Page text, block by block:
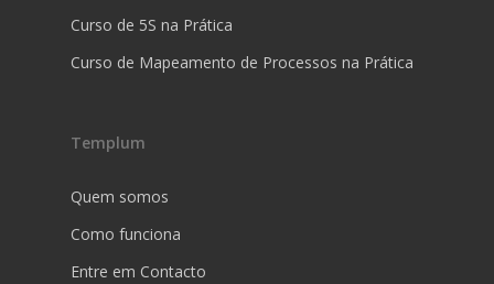
Curso de 5S na Prática
Curso de Mapeamento de Processos na Prática
Templum
Quem somos
Como funciona
Entre em Contacto